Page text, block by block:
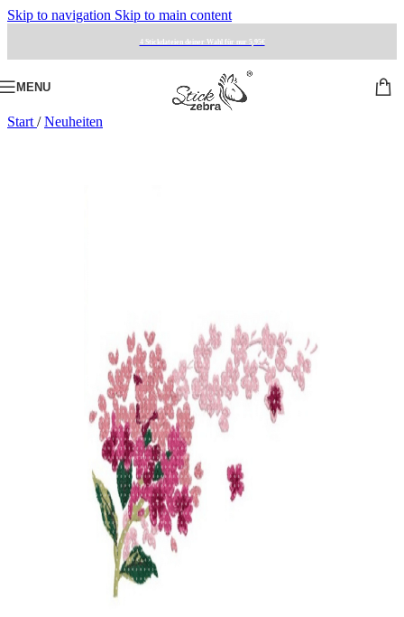
Skip to navigation Skip to main content
4 Stickdateien deiner Wahl für nur 5,95€
MENU
Start / Neuheiten